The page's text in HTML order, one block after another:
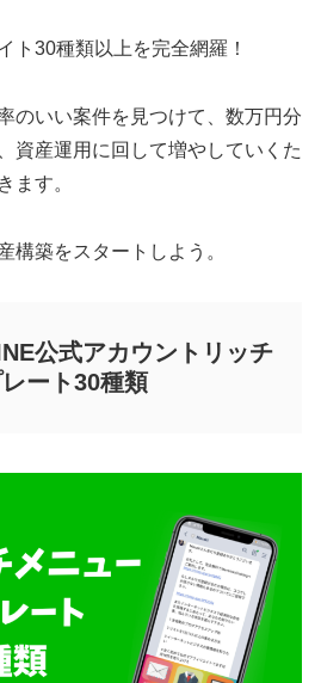
ト30種類以上を完全網羅！
のいい案件を見つけて、数万円分
資産運用に回して増やしていくた
ます。
構築をスタートしよう。
公式アカウントリッチ
ート30種類